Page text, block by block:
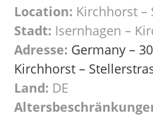
Location: Kirchhorst –
Stadt: Isernhagen –
Adresse: Germany –
Kirchhorst –
Land: DE